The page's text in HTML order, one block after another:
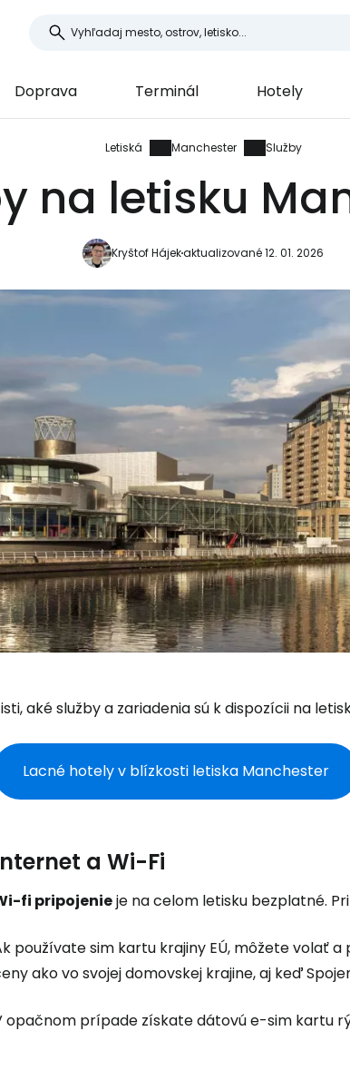
Doprava Terminál Hotely
Letiská Manchester Služby
na letisku
Kryštof Hájekaktualizované 12. 01. 2026
aké služby a zariadenia sú k dispozícii na
Lacné hotely v blízkosti letiska Manchester
a Wi-Fi
fi pripojenieje na celom letisku bezplatné.
používate sim kartu krajiny EÚ, môžete volať
ako vo svojej domovskej krajine, aj keď
opačnom prípade získate dátovú e-sim kartu